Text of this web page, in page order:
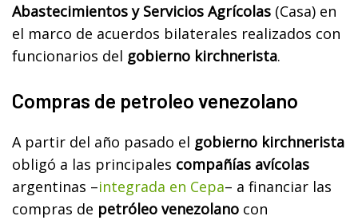
Abastecimientos y Servicios Agrícolas (Casa) en
el marco de acuerdos bilaterales realizados con
funcionarios del gobierno kirchnerista.
Compras de petroleo venezolano
A partir del año pasado el gobierno kirchnerista
obligó a las principales compañías avícolas
argentinas –integrada en Cepa– a financiar las
compras de petróleo venezolano con